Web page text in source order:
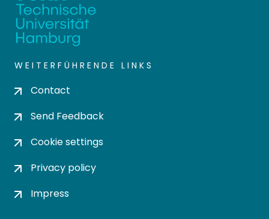
WEITERFÜHRENDE LINKS
Contact
Send Feedback
Cookie settings
Privacy policy
Impress